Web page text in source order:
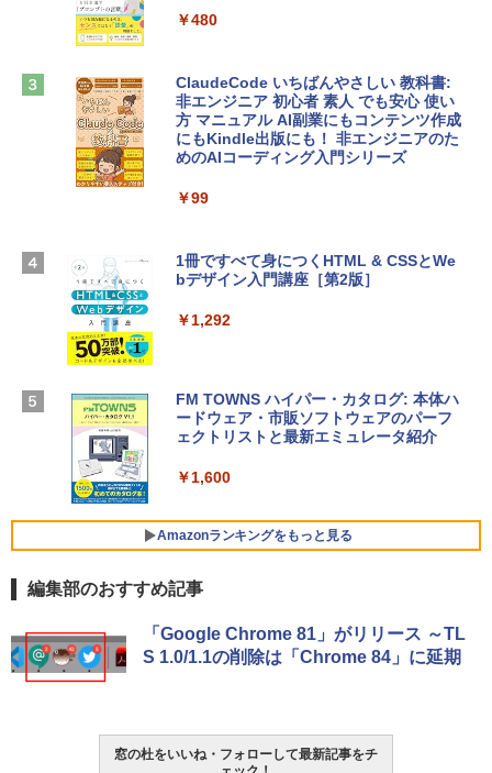
tomtoc 360°保護 15.6 16インチ パソコ
￥2,952
Apple 2026 MacBook Air M5チップ搭載
igence、13.6インチLiquid Retinaディ
ームカメラ、日本語キーボード、Touch I
D - シルバー
￥261,414
ン 15-fd 15.6インチ 16GBメモリ 512GB
SSD インテル Core 5
ersonal/Copilotキー搭載/Win 11/15.6型/
Core i5/16GB/SSD 512GB/ホワイト) FM
ラインコード版
Microsoft Office Home & Business 202
4(最新 永続版)|オンラインコード版|Wind
ows11、10/mac対応|PC2台
￥39,582
Robloxギフトカード - 2,000 Robux 【限
定バーチャルアイテムを含む】 【オンラ
ラインコード版
Windows版 | Minecraft (マインクラフ
ト): Java & Bedrock Edition | オンライ
￥480
ClaudeCode いちばんやさしい 教科書:
非エンジニア 初心者 素人 でも安心 使い
方 マニュアル AI副業にもコンテンツ作成
にもKindle出版にも！ 非エンジニアのた
めのAIコーディング入門シリーズ
￥99
1冊ですべて身につくHTML & CSSとWe
bデザイン入門講座［第2版］
￥1,292
FM TOWNS ハイパー・カタログ: 本体ハ
ードウェア・市販ソフトウェアのパーフ
ェクトリストと最新エミュレータ紹介
￥1,600
Amazonランキングをもっと見る
Amazon Kindle Paperwhite (16GB) 7イ
ンチディスプレイ、色調調節ライト、12
週間持続バッテリー、広告なし、ブラッ
編集部のおすすめ記事
「Google Chrome 81」がリリース ～TL
S 1.0/1.1の削除は「Chrome 84」に延期
窓の杜をいいね・フォローして最新記事をチ